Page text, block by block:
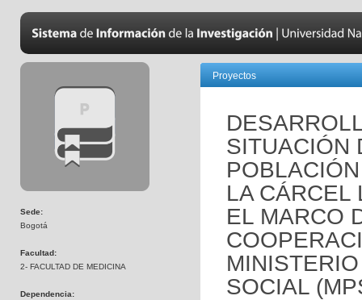
Sede:
Bogotá
Facultad:
2- FACULTAD DE MEDICINA
Dependencia:
Proyectos
SITUACIÓN
LA CÁRCEL
EL MARCO
SOCIAL